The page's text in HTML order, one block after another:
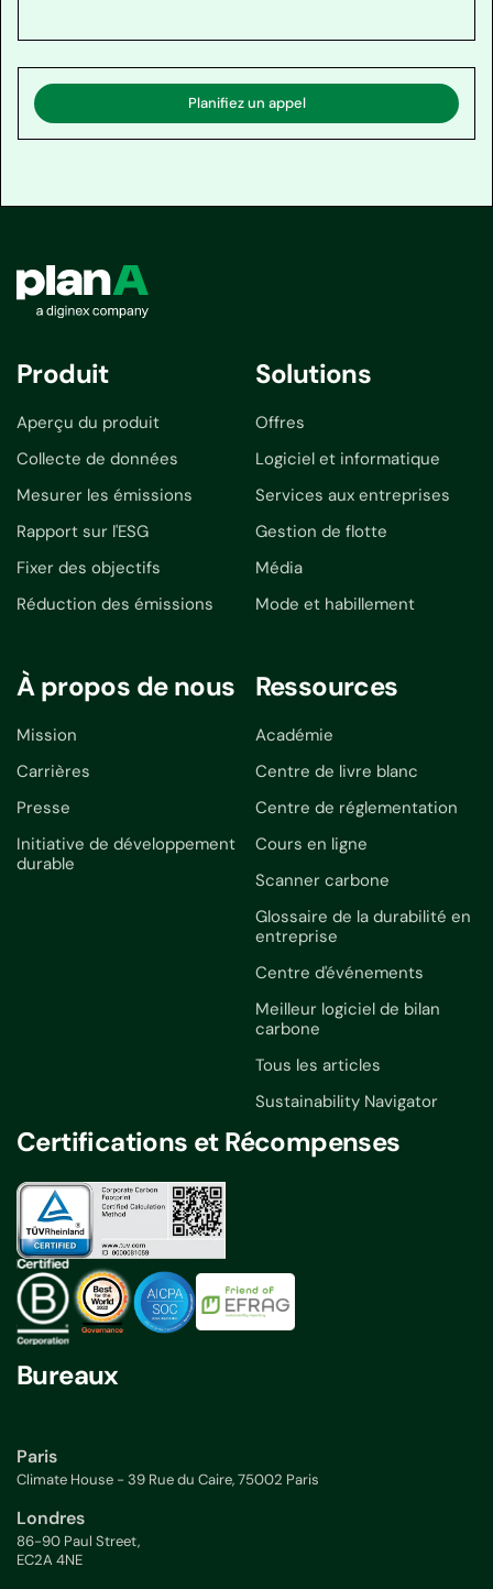
Planifiez un appel
Produit
Aperçu du produit
Collecte de données
Mesurer les émissions
Rapport sur l'ESG
Fixer des objectifs
Réduction des émissions
Solutions
Offres
Logiciel et informatique
Services aux entreprises
Gestion de flotte
Média
Mode et habillement
À propos de nous
Mission
Carrières
Presse
Initiative de développement
durable
Ressources
Académie
Centre de livre blanc
Centre de réglementation
Cours en ligne
Scanner carbone
Glossaire de la durabilité en
entreprise
Centre d'événements
Meilleur logiciel de bilan
carbone
Tous les articles
Sustainability Navigator
Certifications et Récompenses
Bureaux
Paris
Climate House - 39 Rue du Caire, 75002 Paris
Londres
86-90 Paul Street,
EC2A 4NE